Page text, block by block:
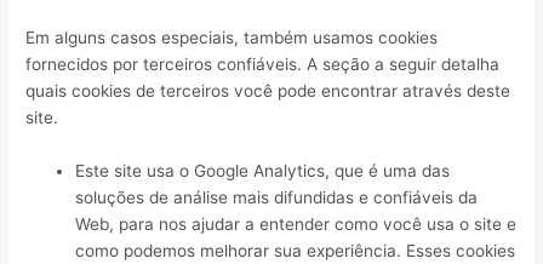
Em alguns casos especiais, também usamos cookies
fornecidos por terceiros confiáveis. A seção a seguir detalha
quais cookies de terceiros você pode encontrar através deste
site.
Este site usa o Google Analytics, que é uma das
soluções de análise mais difundidas e confiáveis ​​da
Web, para nos ajudar a entender como você usa o site e
como podemos melhorar sua experiência. Esses cookies